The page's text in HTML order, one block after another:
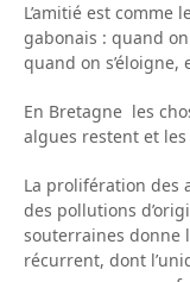
L’amitié est comme
gabonais : quand on
quand on
En Bretagne les
algues restent et
La prolifération des
des pollutions
souterraines donne
récurrent, dont